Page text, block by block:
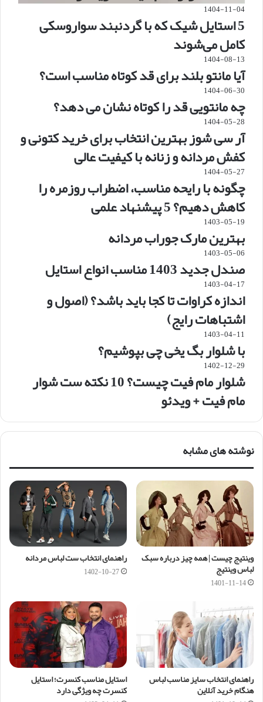
1404-11-04
5 استایل شیک که با گردنبند سواروسکی
کامل می‌شوند
1404-08-13
آیا مانتو بلند برای قد کوتاه مناسب است؟
1404-06-30
چه مانتویی قد را کوتاه نشان می دهد؟
1404-05-28
آر سی شوز بهترین انتخاب برای خرید کتونی و
کفش مردانه و زنانه با کیفیت عالی
1404-05-27
چگونه با رایحه مناسب، اضطراب روزمره را
کاهش دهیم؟ 5 پیشنهاد علمی
1403-05-19
بهترین مارک جوراب مردانه
1403-05-06
صندل جدید 1403 مناسب انواع استایل
1403-04-17
اندازه کراوات تا کجا باید باشد؟ (اصول و
اشتباهات رایج)
1403-04-11
با شلوار بگ یخی چی بپوشیم؟
1402-12-29
شلوار مام فیت چیست؟ 10 نکته ست شوار
مام فیت + ویدئو
نوشته های مشابه
وینتیج چیست | همه چیز درباره سبک
لباس وینتیج
1401-11-14
راهنمای انتخاب ست لباس مردانه
1402-10-27
راهنمای انتخاب سایز مناسب لباس
هنگام خرید آنلاین
استایل مناسب کنسرت؛ استایل
کنسرت چه ویژگی دارد